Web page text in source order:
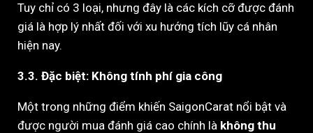
Tuy chỉ có 3 loại, nhưng đây là các kích cỡ được đánh
giá là hợp lý nhất đối với xu hướng tích lũy cá nhân
hiện nay.
3.3. Đặc biệt: Không tính phí gia công
Một trong những điểm khiến SaigonCarat nổi bật và
được người mua đánh giá cao chính là không thu